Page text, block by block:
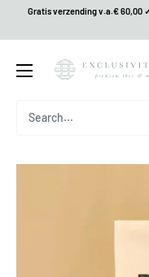
Gratis verzending v.a.€ 60,00